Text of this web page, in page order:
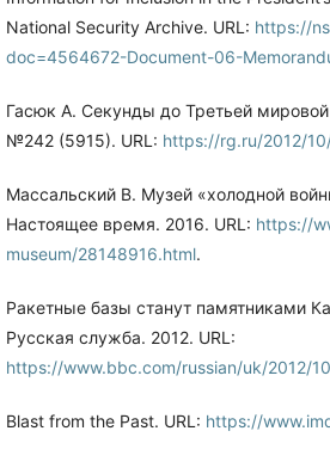
National Security Archive. URL: https://
doc=4564672-Document-06-
Гасюк А. Секунды до Третьей
№242 (5915). URL: https://rg.ru/2012/
Массальский В. Музей «холодной
Настоящее время. 2016. URL: https://
museum/28148916.html.
Ракетные базы станут памятниками
Русская служба. 2012. URL:
https://www.bbc.com/russian/uk/2012/
Blast from the Past. URL: https://